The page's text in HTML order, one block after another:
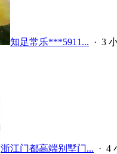
知足常乐***5911... · 3
浙江门都高端别墅门... · 4